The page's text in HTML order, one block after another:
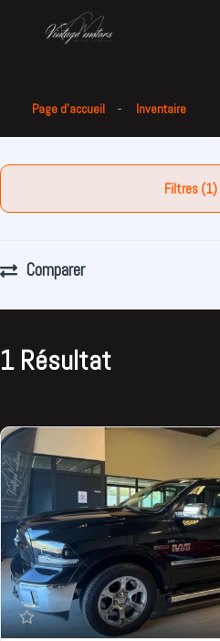
Page d'accueil Inventaire
Filtres (1)
Comparer
1 Résultat